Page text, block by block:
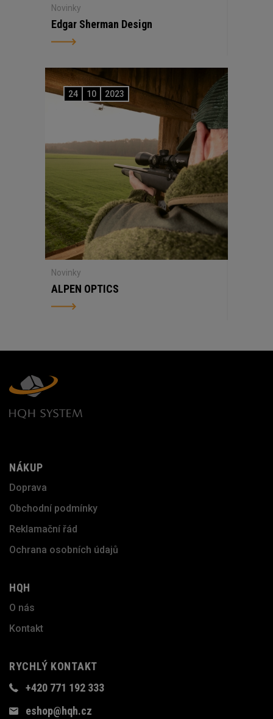
Novinky
Edgar Sherman Design
24 10 2023
Novinky
ALPEN OPTICS
NÁKUP
Doprava
Obchodní podmínky
Reklamační řád
Ochrana osobních údajů
HQH
O nás
Kontakt
RYCHLÝ KONTAKT
+420 771 192 333
eshop@hqh.cz